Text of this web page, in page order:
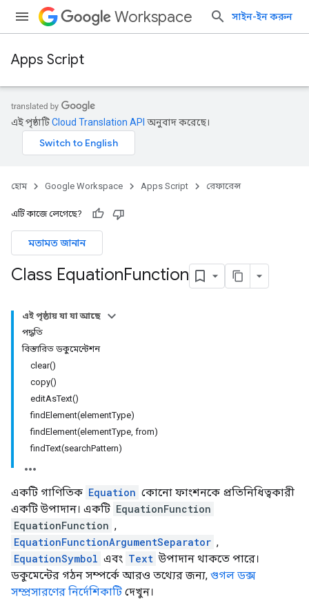
Workspace সাইন-ইন করুন
Apps Script
এই পৃষ্ঠাটিCloud Translation API অনুবাদ করেছে।
হোম Google Workspace Apps Script রেফারেন্স
এটি কাজে লেগেছে?
মতামত জানান
Class EquationFunction
এই পৃষ্ঠায় যা যা আছে
পদ্ধতি
বিস্তারিত ডকুমেন্টেশন
clear()
copy()
editAsText()
findElement(elementType)
findElement(elementType, from)
findText(searchPattern)
একটি গাণিতিক Equation কোনো ফাংশনকে প্রতিনিধিত্বকারী
একটি উপাদান। একটি EquationFunction
EquationFunction ,
EquationFunctionArgumentSeparator ,
EquationSymbol এবং Text উপাদান থাকতে পারে।
ডকুমেন্টের গঠন সম্পর্কে আরও তথ্যের জন্য, গুগল ডক্স
সম্প্রসারণের নির্দেশিকাটি দেখুন।